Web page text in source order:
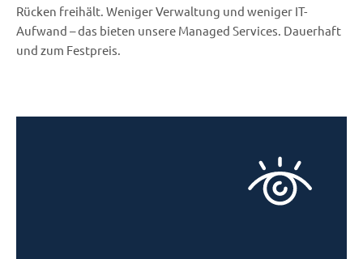
Rücken freihält. Weniger Verwaltung und weniger IT-
Aufwand – das bieten unsere Managed Services. Dauerhaft
und zum Festpreis.